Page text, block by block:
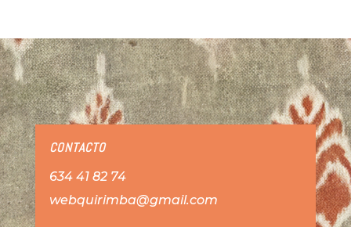
CONTACTO
634 41 82 74
webquirimba@gmail.com